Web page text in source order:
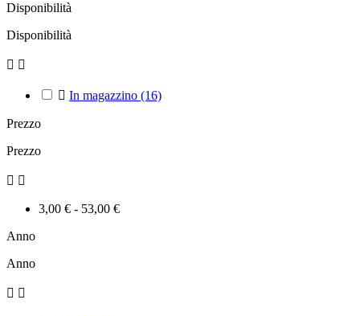
Disponibilità
Disponibilità
 
 In magazzino (16)
Prezzo
Prezzo
 
3,00 € - 53,00 €
Anno
Anno
 